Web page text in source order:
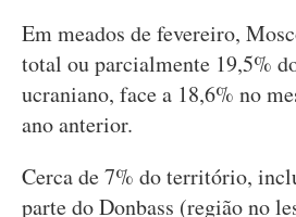
Em meados de fevereiro,
total ou parcialmente 19,5%
ucraniano, face a 18,6% no
ano anterior.
Cerca de 7% do território,
parte do Donbass (região no